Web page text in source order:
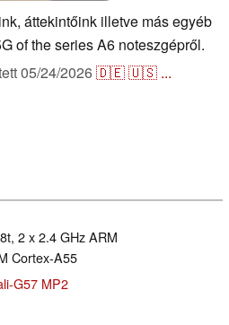
áttekintőink illetve más egyéb
of the series A6 noteszgépről.
05/24/2026🇩🇪🇺🇸 ...
2 x 2.4 GHz ARM
Cortex-A55
G57 MP2